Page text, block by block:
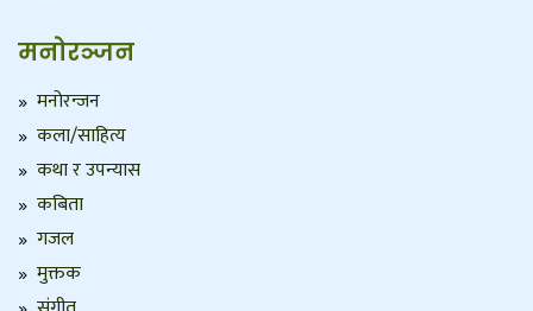
मनोरञ्जन
मनोरन्जन
कला/साहित्य
कथा र उपन्यास
कबिता
गजल
मुक्तक